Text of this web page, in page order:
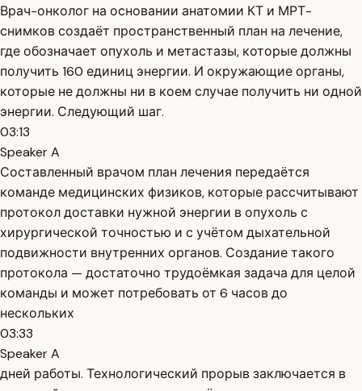
Врач-онколог на основании анатомии КТ и МРТ-
снимков создаёт пространственный план на лечение,
где обозначает опухоль и метастазы, которые должны
получить 160 единиц энергии. И окружающие органы,
которые не должны ни в коем случае получить ни одной
энергии. Следующий шаг.
03:13
Speaker A
Составленный врачом план лечения передаётся
команде медицинских физиков, которые рассчитывают
протокол доставки нужной энергии в опухоль с
хирургической точностью и с учётом дыхательной
подвижности внутренних органов. Создание такого
протокола — достаточно трудоёмкая задача для целой
команды и может потребовать от 6 часов до
нескольких
03:33
Speaker A
дней работы. Технологический прорыв заключается в